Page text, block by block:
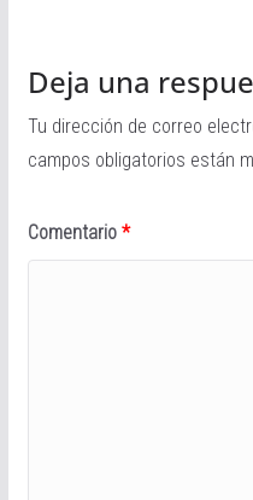
Deja una
Tu dirección de correo
campos obligatorios están
Comentario *